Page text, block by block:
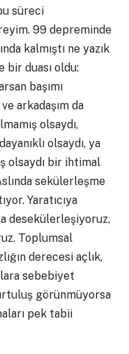
süreci
99 depreminde
kalmıştı ne yazık
bir duası oldu:
başımı
arkadaşım da
olsaydı,
olsaydı, ya
olsaydı bir ihtimal
sekülerleşme
Yaratıcıya
desekülerleşiyoruz,
Toplumsal
derecesi açlık,
sebebiyet
görünmüyorsa
pek tabii